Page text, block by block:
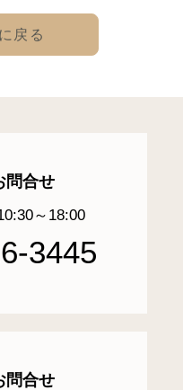
戻る
問合せ
～18:00
3445
問合せ